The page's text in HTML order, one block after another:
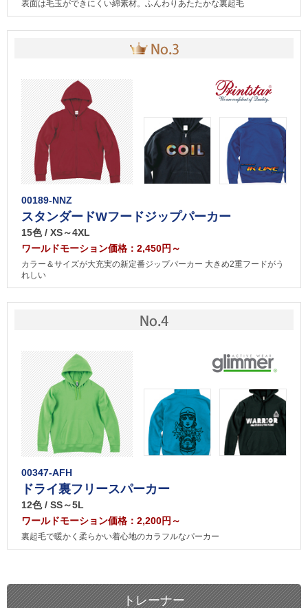
表面は毛玉ができにくい綿素材。ふんわりあたたかな裏起毛
00189-NNZ
スタンダードWフードジップパーカー
15色 / XS～4XL
ワールドモーション価格：2,450円～
カラー＆サイズが大充実の新定番ジップパーカー 大きめ2重フードがう
れしい
00347-AFH
ドライ裏フリースパーカー
12色 / SS～5L
ワールドモーション価格：2,200円～
裏起毛で暖かく柔らかい着心地のカラフルなパーカー
トレーナー